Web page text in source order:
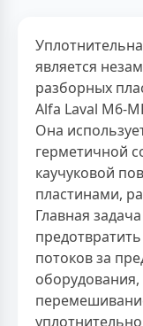
является
разборных
Alfa Laval M6-
Она
герметичной
каучуковой
пластинами,
Главная
потоков за